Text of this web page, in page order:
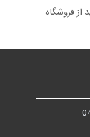
از فروشگاه